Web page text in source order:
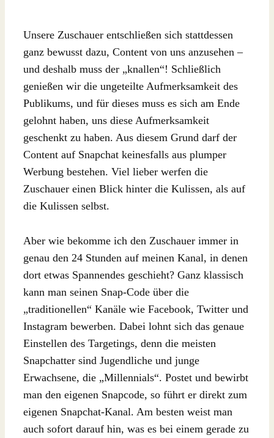
Unsere Zuschauer entschließen sich stattdessen
ganz bewusst dazu, Content von uns anzusehen –
und deshalb muss der „knallen“! Schließlich
genießen wir die ungeteilte Aufmerksamkeit des
Publikums, und für dieses muss es sich am Ende
gelohnt haben, uns diese Aufmerksamkeit
geschenkt zu haben. Aus diesem Grund darf der
Content auf Snapchat keinesfalls aus plumper
Werbung bestehen. Viel lieber werfen die
Zuschauer einen Blick hinter die Kulissen, als auf
die Kulissen selbst.
Aber wie bekomme ich den Zuschauer immer in
genau den 24 Stunden auf meinen Kanal, in denen
dort etwas Spannendes geschieht? Ganz klassisch
kann man seinen Snap-Code über die
„traditionellen“ Kanäle wie Facebook, Twitter und
Instagram bewerben. Dabei lohnt sich das genaue
Einstellen des Targetings, denn die meisten
Snapchatter sind Jugendliche und junge
Erwachsene, die „Millennials“. Postet und bewirbt
man den eigenen Snapcode, so führt er direkt zum
eigenen Snapchat-Kanal. Am besten weist man
auch sofort darauf hin, was es bei einem gerade zu